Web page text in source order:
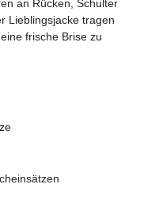
an Rücken, Schulter
Lieblingsjacke tragen
frische Brise zu